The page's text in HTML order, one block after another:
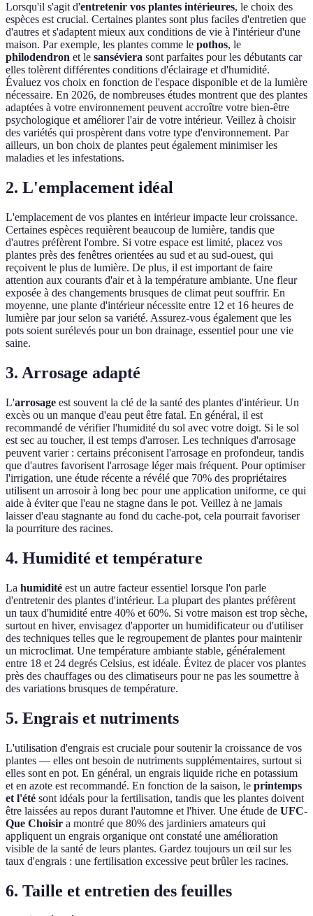
Lorsqu'il s'agit d'entretenir vos plantes intérieures, le choix des
espèces est crucial. Certaines plantes sont plus faciles d'entretien que
d'autres et s'adaptent mieux aux conditions de vie à l'intérieur d'une
maison. Par exemple, les plantes comme le pothos, le
philodendron et le sanséviera sont parfaites pour les débutants car
elles tolèrent différentes conditions d'éclairage et d'humidité.
Évaluez vos choix en fonction de l'espace disponible et de la lumière
nécessaire. En 2026, de nombreuses études montrent que des plantes
adaptées à votre environnement peuvent accroître votre bien-être
psychologique et améliorer l'air de votre intérieur. Veillez à choisir
des variétés qui prospèrent dans votre type d'environnement. Par
ailleurs, un bon choix de plantes peut également minimiser les
maladies et les infestations.
2. L'emplacement idéal
L'emplacement de vos plantes en intérieur impacte leur croissance.
Certaines espèces requièrent beaucoup de lumière, tandis que
d'autres préfèrent l'ombre. Si votre espace est limité, placez vos
plantes près des fenêtres orientées au sud et au sud-ouest, qui
reçoivent le plus de lumière. De plus, il est important de faire
attention aux courants d'air et à la température ambiante. Une fleur
exposée à des changements brusques de climat peut souffrir. En
moyenne, une plante d'intérieur nécessite entre 12 et 16 heures de
lumière par jour selon sa variété. Assurez-vous également que les
pots soient surélevés pour un bon drainage, essentiel pour une vie
saine.
3. Arrosage adapté
L'arrosage est souvent la clé de la santé des plantes d'intérieur. Un
excès ou un manque d'eau peut être fatal. En général, il est
recommandé de vérifier l'humidité du sol avec votre doigt. Si le sol
est sec au toucher, il est temps d'arroser. Les techniques d'arrosage
peuvent varier : certains préconisent l'arrosage en profondeur, tandis
que d'autres favorisent l'arrosage léger mais fréquent. Pour optimiser
l'irrigation, une étude récente a révélé que 70% des propriétaires
utilisent un arrosoir à long bec pour une application uniforme, ce qui
aide à éviter que l'eau ne stagne dans le pot. Veillez à ne jamais
laisser d'eau stagnante au fond du cache-pot, cela pourrait favoriser
la pourriture des racines.
4. Humidité et température
La humidité est un autre facteur essentiel lorsque l'on parle
d'entretenir des plantes d'intérieur. La plupart des plantes préfèrent
un taux d'humidité entre 40% et 60%. Si votre maison est trop sèche,
surtout en hiver, envisagez d'apporter un humidificateur ou d'utiliser
des techniques telles que le regroupement de plantes pour maintenir
un microclimat. Une température ambiante stable, généralement
entre 18 et 24 degrés Celsius, est idéale. Évitez de placer vos plantes
près des chauffages ou des climatiseurs pour ne pas les soumettre à
des variations brusques de température.
5. Engrais et nutriments
L'utilisation d'engrais est cruciale pour soutenir la croissance de vos
plantes — elles ont besoin de nutriments supplémentaires, surtout si
elles sont en pot. En général, un engrais liquide riche en potassium
et en azote est recommandé. En fonction de la saison, le printemps
et l'été sont idéals pour la fertilisation, tandis que les plantes doivent
être laissées au repos durant l'automne et l'hiver. Une étude de UFC-
Que Choisir a montré que 80% des jardiniers amateurs qui
appliquent un engrais organique ont constaté une amélioration
visible de la santé de leurs plantes. Gardez toujours un œil sur les
taux d'engrais : une fertilisation excessive peut brûler les racines.
6. Taille et entretien des feuilles